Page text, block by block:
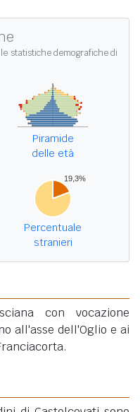
statistiche demografiche di
Piramide
delle età
Percentuale
stranieri
con vocazione
all'asse dell'Oglio e ai